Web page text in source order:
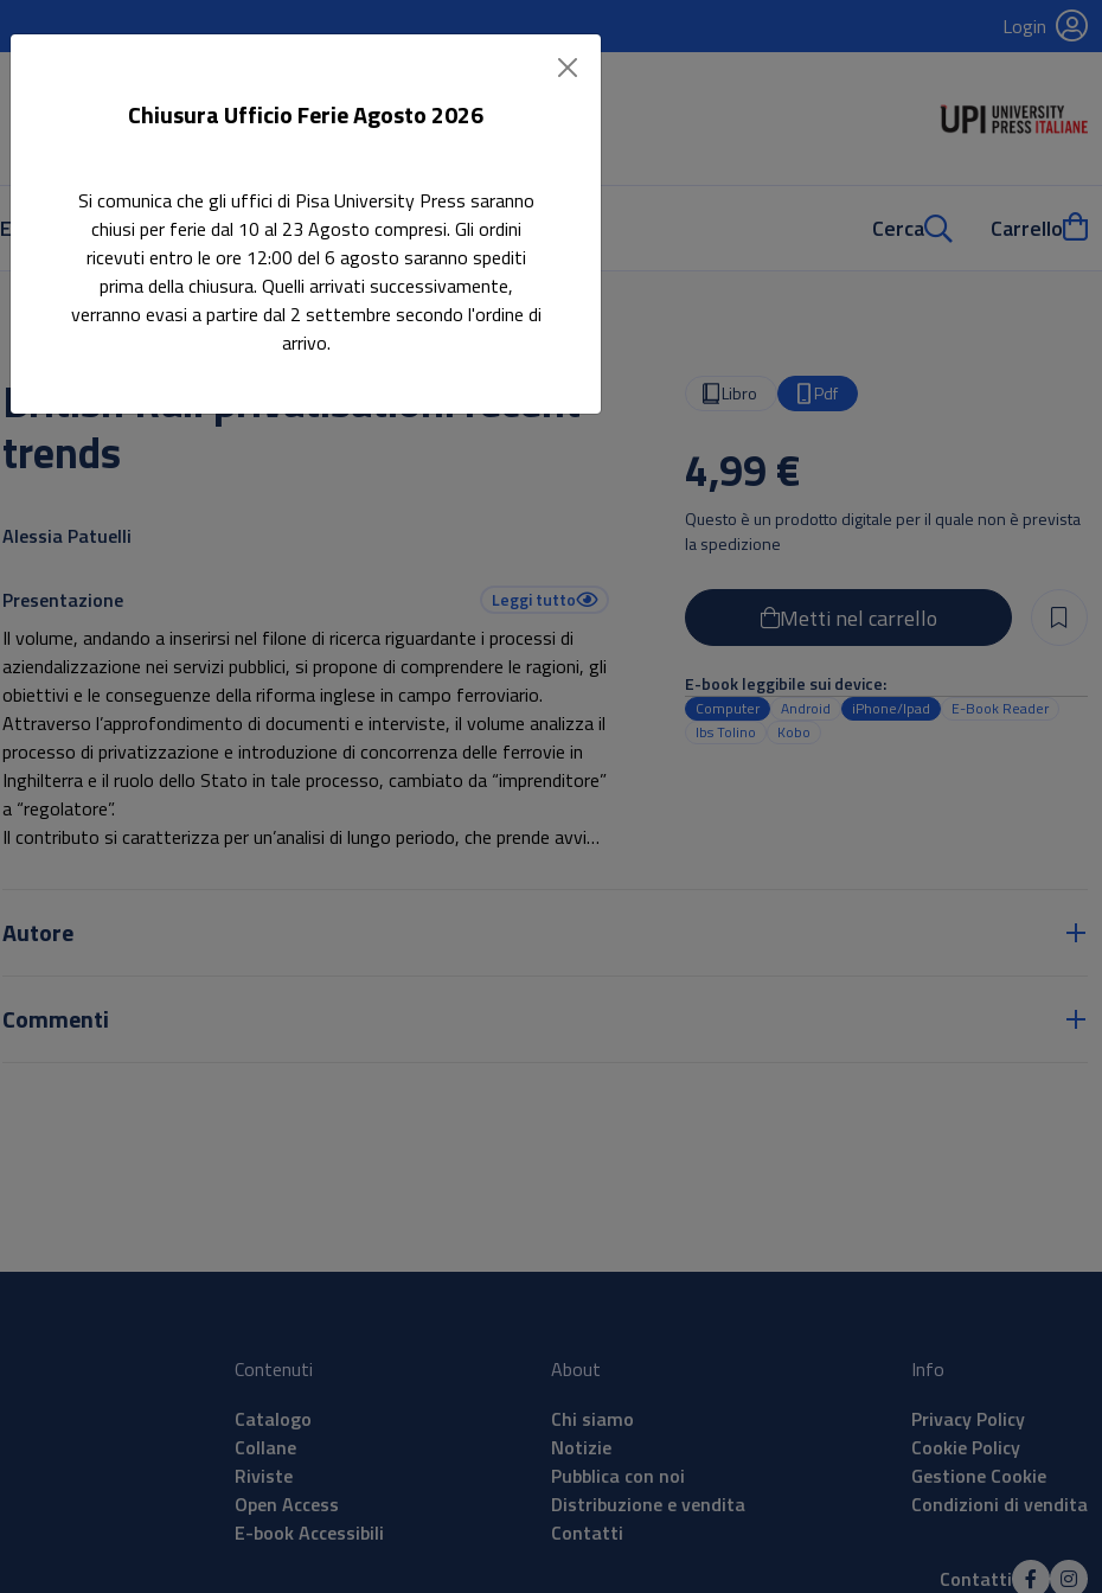
Login
E-book AccessibiliIn evidenzaPubblica con noi Cerca Carrello
British Rail privatisation: recent
trends
Alessia Patuelli
Presentazione Leggi tutto
Il volume, andando a inserirsi nel filone di ricerca riguardante i processi di
aziendalizzazione nei servizi pubblici, si propone di comprendere le ragioni, gli
obiettivi e le conseguenze della riforma inglese in campo ferroviario.
Attraverso l’approfondimento di documenti e interviste, il volume analizza il
processo di privatizzazione e introduzione di concorrenza delle ferrovie in
Inghilterra e il ruolo dello Stato in tale processo, cambiato da “imprenditore”
a “regolatore”.
Il contributo si caratterizza per un’analisi di lungo periodo, che prende avvio
privatizzazione degli anni ’90, inserendo tali eventi nelle più ampie logiche del
New Public Management
intercorsi nel sistema di
vanno a inserirsi nella competizione nel mercato inglese.
Libro Pdf
4,99 €
Metti nel carrello
Questo è un prodotto digitale per il quale non è prevista
la spedizione
E-book leggibile sui device:
Computer Android iPhone/Ipad
E-Book Reader
Ibs Tolino
Kobo
Autore
Commenti
Contenuti
Catalogo
Collane
Riviste
Open Access
E-book Accessibili
About
Chi siamo
Notizie
Pubblica con noi
Distribuzione e vendita
Contatti
Info
Privacy Policy
Cookie Policy
Gestione Cookie
Condizioni di vendita
Contatti
Chiusura Ufficio Ferie Agosto 2026
Si comunica che gli uffici di Pisa University Press saranno
chiusi per ferie dal 10 al 23 Agosto compresi. Gli ordini
ricevuti entro le ore 12:00 del 6 agosto saranno spediti
prima della chiusura. Quelli arrivati successivamente,
verranno evasi a partire dal 2 settembre secondo l'ordine di
arrivo.